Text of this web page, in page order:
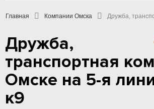
Главная Компании Омска Дружба,
Дружба,
транспортная
Омске на 5-я
к9